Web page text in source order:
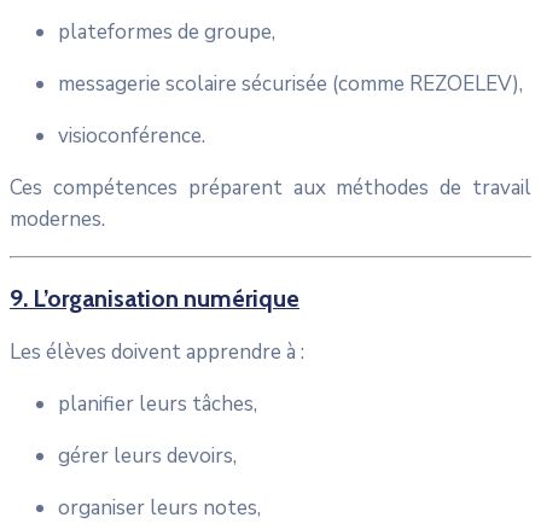
plateformes de groupe,
messagerie scolaire sécurisée (comme REZOELEV),
visioconférence.
Ces compétences préparent aux méthodes de travail
modernes.
9. L’organisation numérique
Les élèves doivent apprendre à :
planifier leurs tâches,
gérer leurs devoirs,
organiser leurs notes,